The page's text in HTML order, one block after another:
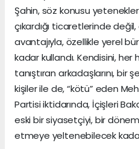
Şahin, söz konusu
çıkardığı ticaretlerinde
avantajıyla, özellikle yerel
kadar kullandı. Kendisini,
tanıştıran arkadaşlarını, bir
kişiler ile de, “kötü” eden
Partisi iktidarında, İçişleri
eski bir siyasetçiyi, bir
etmeye yeltenebilecek